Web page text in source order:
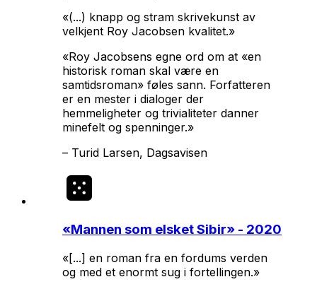
«(...) knapp og stram skrivekunst av
velkjent Roy Jacobsen kvalitet.»
«Roy Jacobsens egne ord om at «en
historisk roman skal være en
samtidsroman» føles sann. Forfatteren
er en mester i dialoger der
hemmeligheter og trivialiteter danner
minefelt og spenninger.»
– Turid Larsen, Dagsavisen
«Mannen som elsket Sibir» - 2020
«[...] en roman fra en fordums verden
og med et enormt sug i fortellingen.»